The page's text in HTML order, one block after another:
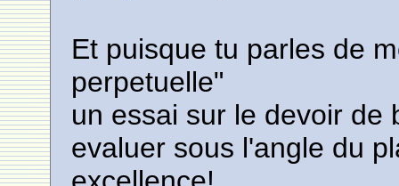
Et puisque tu parles de
perpetuelle"
un essai sur le devoir de
evaluer sous l'angle du